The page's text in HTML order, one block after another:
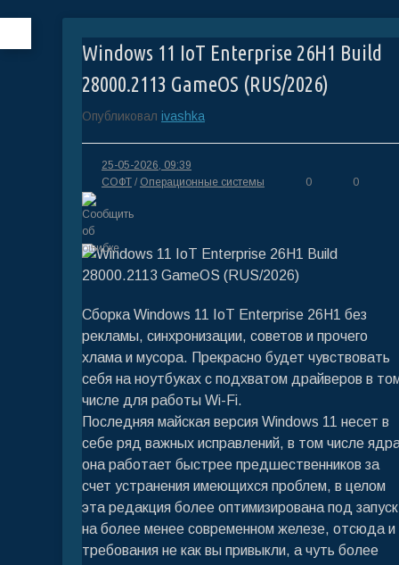
Windows 11 IoT Enterprise 26H1 Build
28000.2113 GameOS (RUS/2026)
Опубликовал ivashka
25-05-2026, 09:39
СОФТ / Операционные системы 0 0
Сборка Windows 11 IoT Enterprise 26H1 без
рекламы, синхронизации, советов и прочего
хлама и мусора. Прекрасно будет чувствовать
себя на ноутбуках с подхватом драйверов в
числе для работы Wi-Fi.
Последняя майская версия Windows 11 несет в
себе ряд важных исправлений, в том числе
она работает быстрее предшественников за
счет устранения имеющихся проблем, в целом
эта редакция более оптимизирована под запуск
на более менее современном железе, отсюда и
требования не как вы привыкли, а чуть более